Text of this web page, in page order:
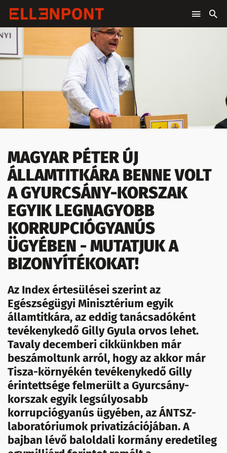
MAGYAR PÉTER ÚJ
ÁLLAMTITKÁRA BENNE VOLT
A GYURCSÁNY-KORSZAK
EGYIK LEGNAGYOBB
KORRUPCIÓGYANÚS
ÜGYÉBEN - MUTATJUK A
BIZONYÍTÉKOKAT!
Az Index értesülései szerint az
Egészségügyi Minisztérium egyik
államtitkára, az eddig tanácsadóként
tevékenykedő Gilly Gyula orvos lehet.
Tavaly decemberi cikkünkben már
beszámoltunk arról, hogy az akkor már
Tisza-környékén tevékenykedő Gilly
érintettsége felmerült a Gyurcsány-
korszak egyik legsúlyosabb
korrupciógyanús ügyében, az ÁNTSZ-
laboratóriumok privatizációjában. A
bajban lévő baloldali kormány eredetileg